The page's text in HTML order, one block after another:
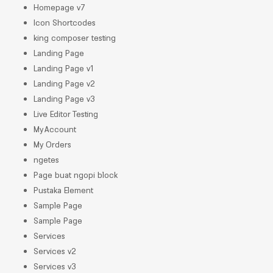
Homepage v7
Icon Shortcodes
king composer testing
Landing Page
Landing Page v1
Landing Page v2
Landing Page v3
Live Editor Testing
My Account
My Orders
ngetes
Page buat ngopi block
Pustaka Element
Sample Page
Sample Page
Services
Services v2
Services v3